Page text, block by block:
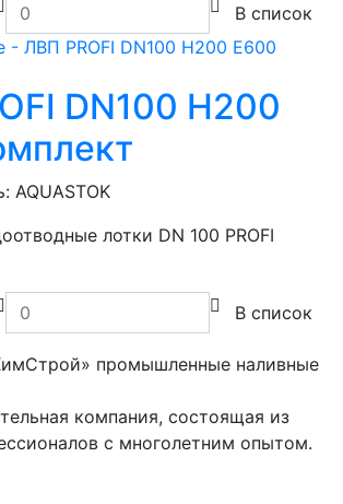
В список
DN100 H200
AQUASTOK
лотки DN 100 PROFI
В список
компания, состоящая из
с многолетним опытом.